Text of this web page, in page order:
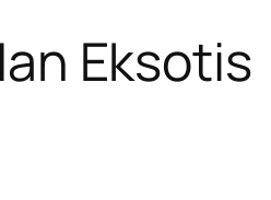
Eksotis